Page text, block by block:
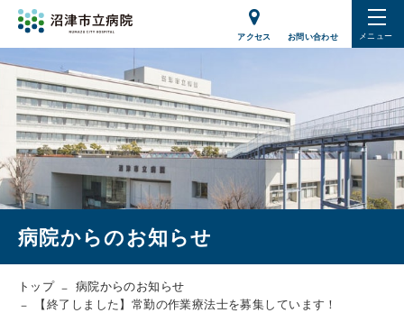
メニュー
アクセス お問い合わせ
病院からのお知らせ
トップ
病院からのお知らせ
【終了しました】常勤の作業療法士を募集しています！